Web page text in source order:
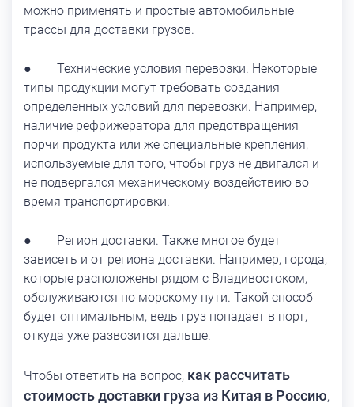
можно применять и простые автомобильные
трассы для доставки грузов.
● Технические условия перевозки. Некоторые
типы продукции могут требовать создания
определенных условий для перевозки. Например,
наличие рефрижератора для предотвращения
порчи продукта или же специальные крепления,
используемые для того, чтобы груз не двигался и
не подвергался механическому воздействию во
время транспортировки.
● Регион доставки. Также многое будет
зависеть и от региона доставки. Например, города,
которые расположены рядом с Владивостоком,
обслуживаются по морскому пути. Такой способ
будет оптимальным, ведь груз попадает в порт,
откуда уже развозится дальше.
Чтобы ответить на вопрос, как рассчитать
стоимость доставки груза из Китая в Россию,